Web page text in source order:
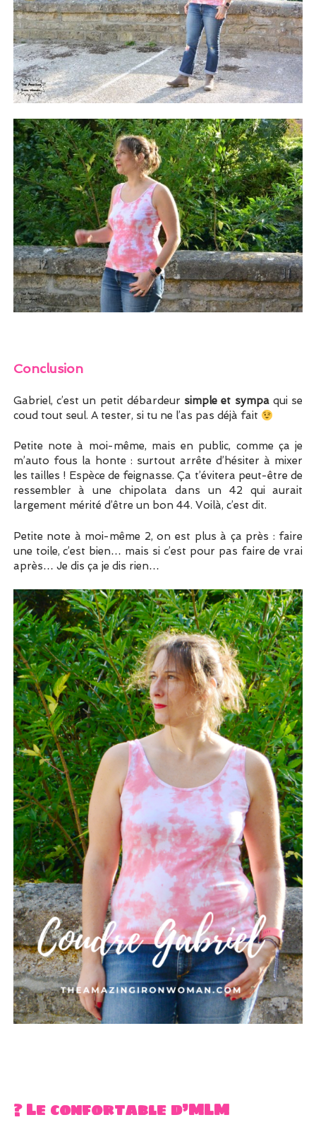
Conclusion
Gabriel, c’est un petit débardeur simple et sympaqui se
coud tout seul. A tester, si tu ne l’as pas déjà fait
Petite note à moi-même, mais en public, comme ça je
m’auto fous la honte : surtout arrête d’hésiter à mixer
les tailles ! Espèce de feignasse. Ça t’évitera peut-être de
ressembler à une chipolata dans un 42 qui aurait
largement mérité d’être un bon 44. Voilà, c’est dit.
Petite note à moi-même 2, on est plus à ça près : faire
une toile, c’est bien… mais si c’est pour pas faire de vrai
après… Je dis ça je dis rien…
? Le confortable d’MLM